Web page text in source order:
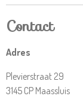
Contact
Adres
Plevierstraat 29
3145 CP Maassluis